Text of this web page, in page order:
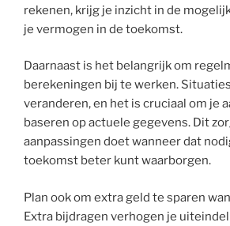
rekenen, krijg je inzicht in de
je vermogen in de toekomst.
Daarnaast is het belangrijk om
berekeningen bij te werken.
veranderen, en het is cruciaal om je
baseren op actuele gegevens. Dit
aanpassingen doet wanneer dat
toekomst beter kunt waarborgen.
Plan ook om extra geld te sparen
Extra bijdragen verhogen je